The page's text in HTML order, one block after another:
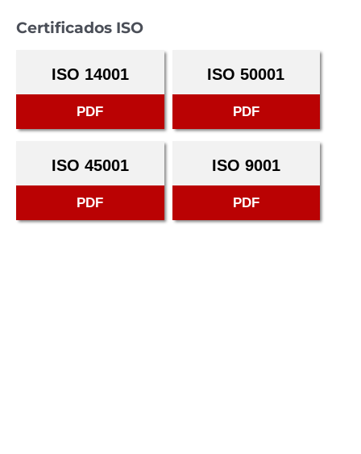
Certificados ISO
ISO 14001
PDF
ISO 50001
PDF
ISO 45001
PDF
ISO 9001
PDF